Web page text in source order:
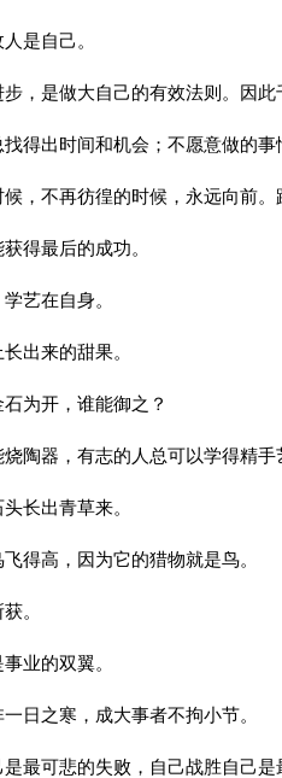
是自己。
是做大自己的有效法则。因此
出时间和机会；不愿意做的事
不再彷徨的时候，永远向前。
得最后的成功。
艺在自身。
出来的甜果。
为开，谁能御之？
器，有志的人总可以学得精手
长出青草来。
高，因为它的猎物就是鸟。
。
业的双翼。
之寒，成大事者不拘小节。
可悲的失败，自己战胜自己是